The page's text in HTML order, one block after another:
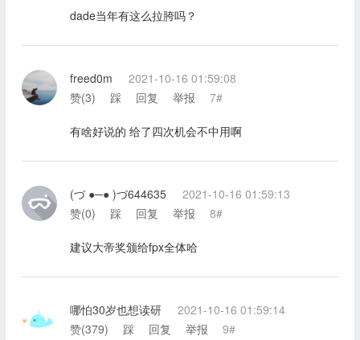
dade当年有这么拉胯吗？
freed0m
2021-10-16 01:59:08
赞(3) 踩 回复 举报 7#
有啥好说的 给了四次机会不中用啊
(づ ●─● )づ644635
2021-10-16 01:59:13
赞(0) 踩 回复 举报 8#
建议大帝奖颁给fpx全体哈
哪怕30岁也想读研
2021-10-16 01:59:14
赞(379) 踩 回复 举报 9#